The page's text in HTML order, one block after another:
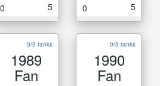
0 5 0 5
0/5 ranks
1989
Fan
0/5 ranks
1990
Fan